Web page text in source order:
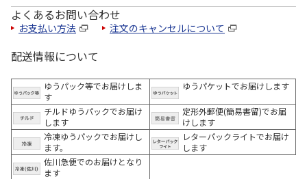
よくあるお問い合わせ
お支払い方法 注文のキャンセルについて
配送情報について
ゆうパック等でお届けしま
す
ゆうパケットでお届けします
チルドゆうパックでお届け
します
定形外郵便(簡易書留)でお届
けします
冷凍ゆうパックでお届けし
ます。
レターパックライトでお届け
します
佐川急便でのお届けとなり
ます